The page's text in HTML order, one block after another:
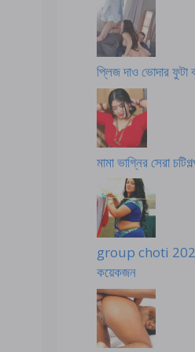
প্লিজ দাও ভোদার ফুটা
মামা ভাগ্নির সেরা
group choti 2027
কয়েকজন